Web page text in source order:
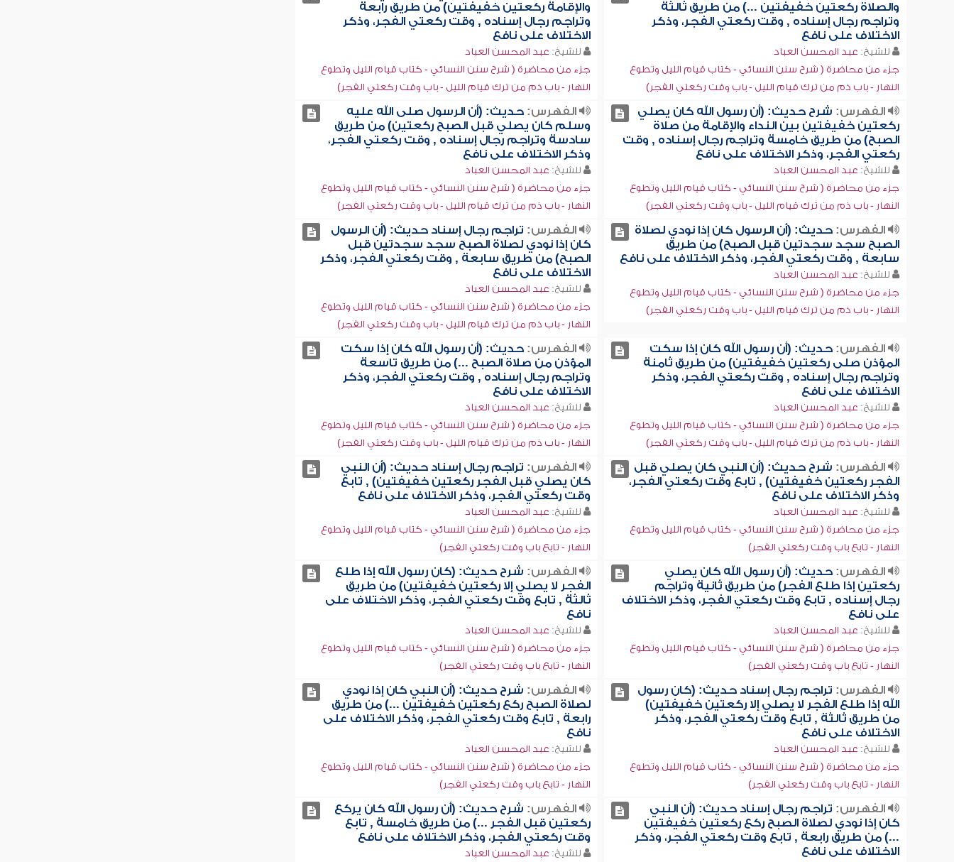
والصلاة ركعتين خفيفتين ...) من طريق ثالثة
وتراجم رجال إسناده , وقت ركعتي الفجر، وذكر
الاختلاف على نافع
للشيخ: عبد المحسن العباد
جزء من محاضرة ( شرح سنن النسائي - كتاب قيام الليل وتطوع
النهار - باب ذم من ترك قيام الليل - باب وقت ركعتي الفجر)
والإقامة ركعتين خفيفتين) من طريق رابعة
وتراجم رجال إسناده , وقت ركعتي الفجر، وذكر
الاختلاف على نافع
للشيخ: عبد المحسن العباد
جزء من محاضرة ( شرح سنن النسائي - كتاب قيام الليل وتطوع
النهار - باب ذم من ترك قيام الليل - باب وقت ركعتي الفجر)
الفهرس: شرح حديث: (أن رسول الله كان يصلي
ركعتين خفيفتين بين النداء والإقامة من صلاة
الصبح) من طريق خامسة وتراجم رجال إسناده , وقت
ركعتي الفجر، وذكر الاختلاف على نافع
للشيخ: عبد المحسن العباد
جزء من محاضرة ( شرح سنن النسائي - كتاب قيام الليل وتطوع
النهار - باب ذم من ترك قيام الليل - باب وقت ركعتي الفجر)
الفهرس: حديث: (أن الرسول صلى الله عليه
وسلم كان يصلي قبل الصبح ركعتين) من طريق
سادسة وتراجم رجال إسناده , وقت ركعتي الفجر،
وذكر الاختلاف على نافع
للشيخ: عبد المحسن العباد
جزء من محاضرة ( شرح سنن النسائي - كتاب قيام الليل وتطوع
النهار - باب ذم من ترك قيام الليل - باب وقت ركعتي الفجر)
الفهرس:حديث: (أن الرسول كان إذا نودي لصلاة
الصبح سجد سجدتين قبل الصبح) من طريق
سابعة , وقت ركعتي الفجر، وذكر الاختلاف على نافع
للشيخ: عبد المحسن العباد
جزء من محاضرة ( شرح سنن النسائي - كتاب قيام الليل وتطوع
النهار - باب ذم من ترك قيام الليل - باب وقت ركعتي الفجر)
الفهرس: تراجم رجال إسناد حديث: (أن الرسول
كان إذا نودي لصلاة الصبح سجد سجدتين قبل
الصبح) من طريق سابعة , وقت ركعتي الفجر، وذكر
الاختلاف على نافع
للشيخ: عبد المحسن العباد
جزء من محاضرة ( شرح سنن النسائي - كتاب قيام الليل وتطوع
النهار - باب ذم من ترك قيام الليل - باب وقت ركعتي الفجر)
الفهرس:حديث: (أن رسول الله كان إذا سكت
المؤذن صلى ركعتين خفيفتين) من طريق ثامنة
وتراجم رجال إسناده , وقت ركعتي الفجر، وذكر
الاختلاف على نافع
للشيخ: عبد المحسن العباد
جزء من محاضرة ( شرح سنن النسائي - كتاب قيام الليل وتطوع
النهار - باب ذم من ترك قيام الليل - باب وقت ركعتي الفجر)
الفهرس: حديث: (أن رسول الله كان إذا سكت
المؤذن من صلاة الصبح ...) من طريق تاسعة
وتراجم رجال إسناده , وقت ركعتي الفجر، وذكر
الاختلاف على نافع
للشيخ: عبد المحسن العباد
جزء من محاضرة ( شرح سنن النسائي - كتاب قيام الليل وتطوع
النهار - باب ذم من ترك قيام الليل - باب وقت ركعتي الفجر)
الفهرس: شرح حديث: (أن النبي كان يصلي قبل
الفجر ركعتين خفيفتين) , تابع وقت ركعتي الفجر،
وذكر الاختلاف على نافع
للشيخ: عبد المحسن العباد
جزء من محاضرة ( شرح سنن النسائي - كتاب قيام الليل وتطوع
النهار - تابع باب وقت ركعتي الفجر)
الفهرس: تراجم رجال إسناد حديث: (أن النبي
كان يصلي قبل الفجر ركعتين خفيفتين) , تابع
وقت ركعتي الفجر، وذكر الاختلاف على نافع
للشيخ: عبد المحسن العباد
جزء من محاضرة ( شرح سنن النسائي - كتاب قيام الليل وتطوع
النهار - تابع باب وقت ركعتي الفجر)
الفهرس:حديث: (أن رسول الله كان يصلي
ركعتين إذا طلع الفجر) من طريق ثانية وتراجم
رجال إسناده , تابع وقت ركعتي الفجر، وذكر الاختلاف
على نافع
للشيخ: عبد المحسن العباد
جزء من محاضرة ( شرح سنن النسائي - كتاب قيام الليل وتطوع
النهار - تابع باب وقت ركعتي الفجر)
الفهرس: شرح حديث: (كان رسول الله إذا طلع
الفجر لا يصلي إلا ركعتين خفيفتين) من طريق
ثالثة , تابع وقت ركعتي الفجر، وذكر الاختلاف على
نافع
للشيخ: عبد المحسن العباد
جزء من محاضرة ( شرح سنن النسائي - كتاب قيام الليل وتطوع
النهار - تابع باب وقت ركعتي الفجر)
الفهرس: تراجم رجال إسناد حديث: (كان رسول
الله إذا طلع الفجر لا يصلي إلا ركعتين خفيفتين)
من طريق ثالثة , تابع وقت ركعتي الفجر، وذكر
الاختلاف على نافع
للشيخ: عبد المحسن العباد
جزء من محاضرة ( شرح سنن النسائي - كتاب قيام الليل وتطوع
النهار - تابع باب وقت ركعتي الفجر)
الفهرس: شرح حديث: (أن النبي كان إذا نودي
لصلاة الصبح ركع ركعتين خفيفتين ...) من طريق
رابعة , تابع وقت ركعتي الفجر، وذكر الاختلاف على
نافع
للشيخ: عبد المحسن العباد
جزء من محاضرة ( شرح سنن النسائي - كتاب قيام الليل وتطوع
النهار - تابع باب وقت ركعتي الفجر)
الفهرس: تراجم رجال إسناد حديث: (أن النبي
كان إذا نودي لصلاة الصبح ركع ركعتين خفيفتين
...) من طريق رابعة , تابع وقت ركعتي الفجر، وذكر
الاختلاف على نافع
الفهرس: شرح حديث: (أن رسول الله كان يركع
ركعتين قبل الفجر ...) من طريق خامسة , تابع
وقت ركعتي الفجر، وذكر الاختلاف على نافع
للشيخ: عبد المحسن العباد